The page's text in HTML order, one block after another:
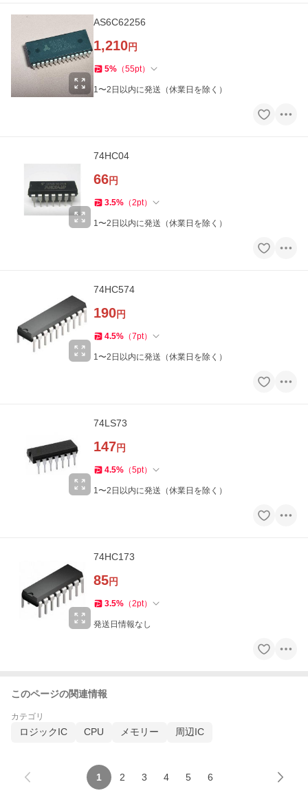
AS6C62256
1,210円
5% （55pt）
1〜2日以内に発送（休業日を除く）
74HC04
66円
3.5% （2pt）
1〜2日以内に発送（休業日を除く）
74HC574
190円
4.5% （7pt）
1〜2日以内に発送（休業日を除く）
74LS73
147円
4.5% （5pt）
1〜2日以内に発送（休業日を除く）
74HC173
85円
3.5% （2pt）
発送日情報なし
このページの関連情報
カテゴリ
ロジックIC CPU メモリー 周辺IC
1 2 3 4 5 6